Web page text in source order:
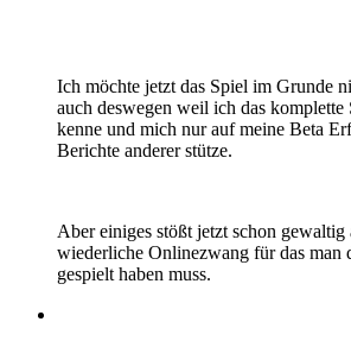
Ich möchte jetzt das Spiel im Grunde
auch deswegen weil ich das
kenne und mich nur auf meine Beta
Berichte anderer stütze.
Aber einiges stößt jetzt schon
wiederliche Onlinezwang für das man
gespielt haben muss.